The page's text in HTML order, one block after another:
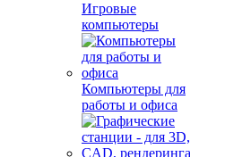
Игровые
компьютеры
Компьютеры для
работы и офиса